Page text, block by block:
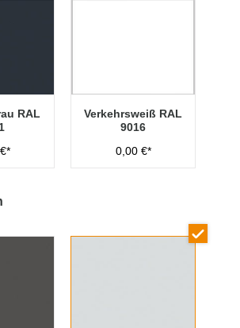
RAL
Verkehrsweiß RAL
9016
0,00 €*